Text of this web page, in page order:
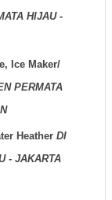
HIJAU -
Ice Maker/
PERMATA
Heather DI
- JAKARTA